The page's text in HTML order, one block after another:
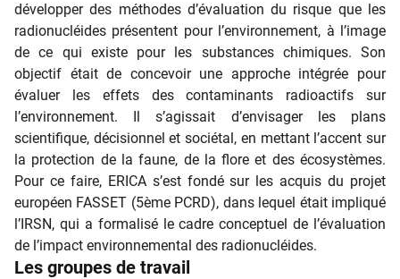
développer des méthodes d’évaluation du risque que les
radionucléides présentent pour l’environnement, à l’image
de ce qui existe pour les substances chimiques. Son
objectif était de concevoir une approche intégrée pour
évaluer les effets des contaminants radioactifs sur
l’environnement. Il s’agissait d’envisager les plans
scientifique, décisionnel et sociétal, en mettant l’accent sur
la protection de la faune, de la flore et des écosystèmes.
Pour ce faire, ERICA s’est fondé sur les acquis du projet
européen FASSET (5ème PCRD), dans lequel était impliqué
l’IRSN, qui a formalisé le cadre conceptuel de l’évaluation
de l’impact environnemental des radionucléides.
Les groupes de travail